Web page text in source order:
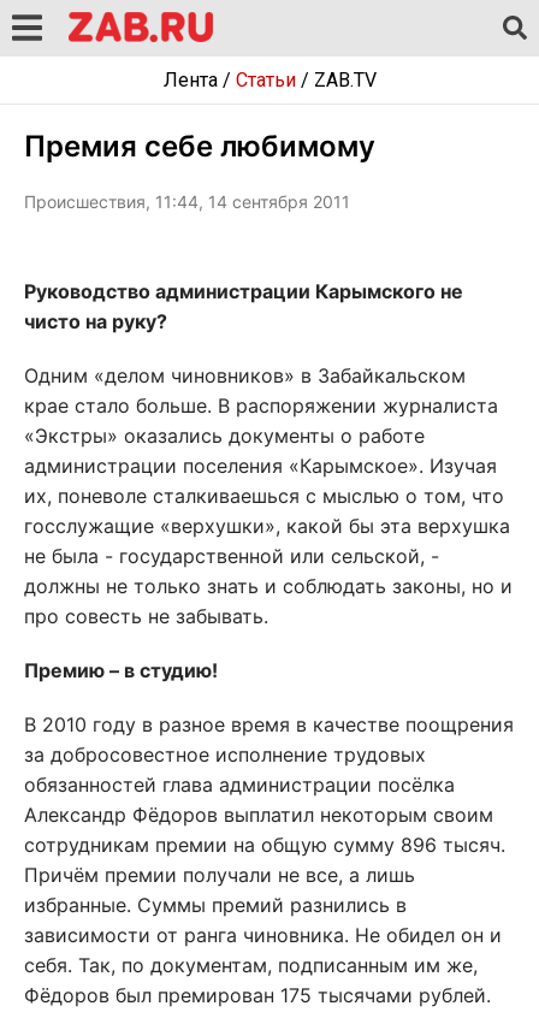
Лента/ Статьи/ ZAB.TV
Премия себе любимому
Происшествия, 11:44, 14 сентября 2011
Руководство администрации Карымского не
чисто на руку?
Одним «делом чиновников» в Забайкальском
крае стало больше. В распоряжении журналиста
«Экстры» оказались документы о работе
администрации поселения «Карымское». Изучая
их, поневоле сталкиваешься с мыслью о том, что
госслужащие «верхушки», какой бы эта верхушка
не была - государственной или сельской, -
должны не только знать и соблюдать законы, но и
про совесть не забывать.
Премию – в студию!
В 2010 году в разное время в качестве поощрения
за добросовестное исполнение трудовых
обязанностей глава администрации посёлка
Александр Фёдоров выплатил некоторым своим
сотрудникам премии на общую сумму 896 тысяч.
Причём премии получали не все, а лишь
избранные. Суммы премий разнились в
зависимости от ранга чиновника. Не обидел он и
себя. Так, по документам, подписанным им же,
Фёдоров был премирован 175 тысячами рублей.